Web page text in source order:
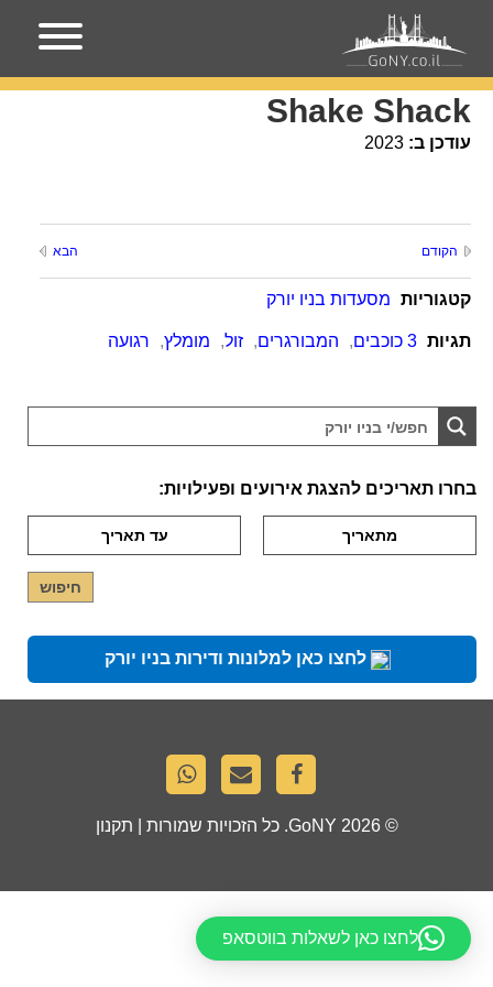
עמוד הבית מקומות בניו-יורק
Shake Shack
עודכן ב: 2023
הקודם הבא
קטגוריות מסעדות בניו יורק
תגיות 3 כוכבים , המבורגרים, זול, מומלץ, רגועה
בחרו תאריכים להצגת אירועים ופעילויות:
לחצו כאן למלונות ודירות בניו יורק
© 2026
GoNY. כל הזכויות שמורות | תקנון
לחצו כאן לשאלות בווטסאפ